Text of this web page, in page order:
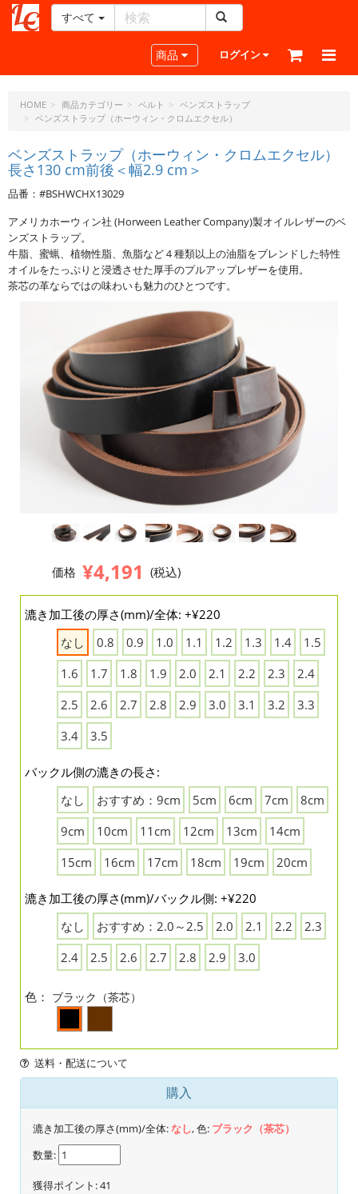
ー
ラ
フ
ド
ッ
ト・
ェ
ー
ピ
ー
すべて
Toggle navigation
商品 ログイン
HOME 商品カテゴリー ベルト
ベンズストラップ
ベンズストラップ（ホーウィン・クロムエクセル）
ベンズストラップ（ホーウィン・クロムエクセル）
長さ130 cm前後＜幅2.9 cm＞
品番：#BSHWCHX13029
アメリカホーウィン社 (Horween Leather Company)製オイルレザーのベ
ンズストラップ。
牛脂、蜜蝋、植物性脂、魚脂など４種類以上の油脂をブレンドした特性
オイルをたっぷりと浸透させた厚手のプルアップレザーを使用。
茶芯の革ならではの味わいも魅力のひとつです。
価格 ¥4,191 (税込)
漉き加工後の厚さ(mm)/全体: +¥220
なし
0.8 0.9 1.0 1.1 1.2 1.3 1.4
1.5
1.6
1.7 1.8 1.9 2.0 2.1 2.2 2.3
2.4
2.5
2.6 2.7 2.8 2.9 3.0 3.1 3.2
3.3
3.4
3.5
バックル側の漉きの長さ:
なし
おすすめ：9cm 5cm 6cm 7cm
8cm
9cm
10cm 11cm 12cm 13cm
14cm
15cm
16cm 17cm 18cm 19cm 20cm
漉き加工後の厚さ(mm)/バックル側: +¥220
なし
おすすめ：2.0～2.5 2.0 2.1 2.2
2.3
2.4
2.5 2.6 2.7 2.8 2.9 3.0
色： ブラック（茶芯）
送料・配送について
購入
漉き加工後の厚さ(mm)/全体:なし, 色: ブラック（茶芯）
数量:
獲得ポイント:41